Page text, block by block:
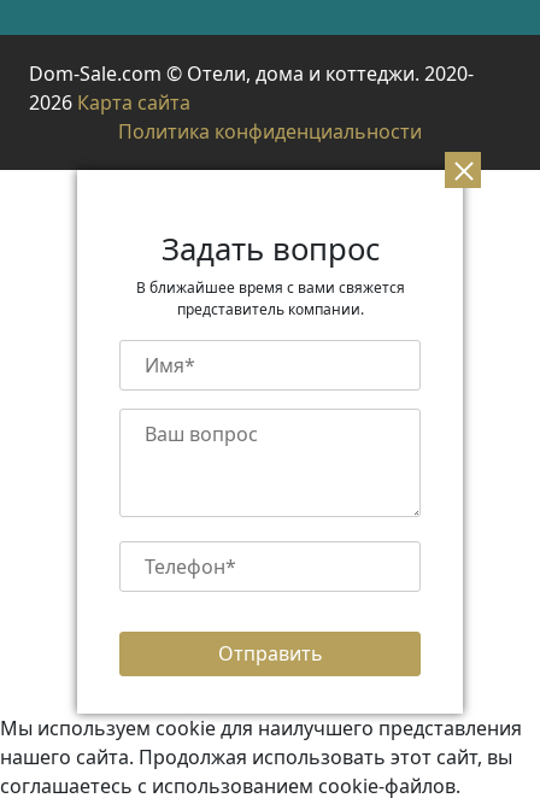
Dom-Sale.com © Отели, дома и коттеджи. 2020-
2026 Карта сайта
Политика конфиденциальности
Задать вопрос
В ближайшее время с вами свяжется
представитель компании.
Мы используем cookie для наилучшего представления
нашего сайта. Продолжая использовать этот сайт, вы
соглашаетесь с использованием cookie-файлов.